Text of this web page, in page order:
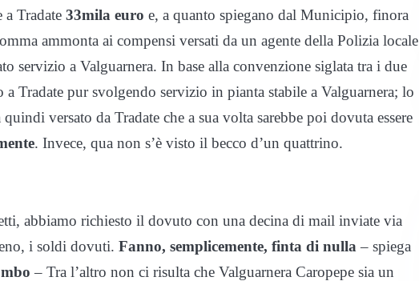
Tradate 33mila euro e, a quanto spiegano dal Municipio, finora
ammonta ai compensi versati da un agente della Polizia locale
servizio a Valguarnera. In base alla convenzione siglata tra i due
a Tradate pur svolgendo servizio in pianta stabile a Valguarnera; lo
versato da Tradate che a sua volta sarebbe poi dovuta essere
. Invece, qua non s’è visto il becco d’un quattrino.
abbiamo richiesto il dovuto con una decina di mail inviate via
i soldi dovuti. Fanno, semplicemente, finta di nulla – spiega
– Tra l’altro non ci risulta che Valguarnera Caropepe sia un